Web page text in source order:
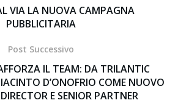
VIA LA NUOVA CAMPAGNA
PUBBLICITARIA
Post Successivo
IL TEAM: DA TRILANTIC
D’ONOFRIO COME NUOVO
E SENIOR PARTNER